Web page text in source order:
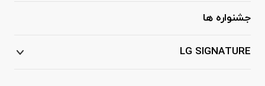
جشنواره ها
LG SIGNATURE